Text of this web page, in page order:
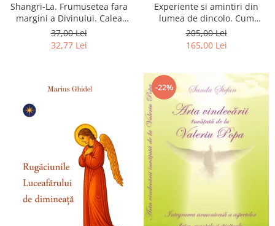
Shangri-La. Frumusetea fara
margini a Divinului. Calea
catre fericire
37,00 Lei
32,77 Lei
Experiente si amintiri din
lumea de dincolo. Cum
obtinem puteri
extrasenzoriale - cu exercitii
205,00 Lei
165,00 Lei
-22%